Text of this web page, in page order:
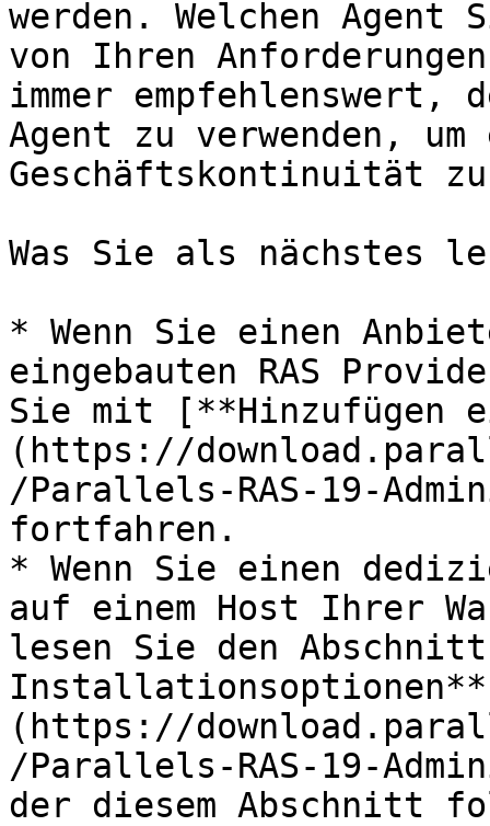
werden. Welchen
von Ihren
immer
Agent zu verwenden,
Geschäftskontinuität
Was Sie als nächstes
* Wenn Sie einen
eingebauten RAS
Sie mit [**Hinzufügen
(https://
/Parallels-RAS-19-
fortfahren.
* Wenn Sie einen
auf einem Host Ihrer
lesen Sie den
(https://
/Parallels-RAS-19-
der diesem Abschnitt